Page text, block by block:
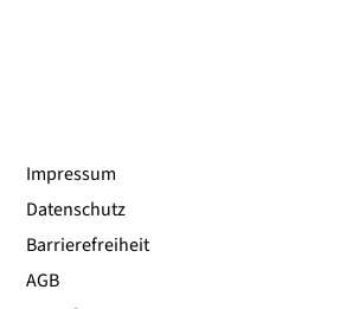
Impressum
Datenschutz
Barrierefreiheit
AGB